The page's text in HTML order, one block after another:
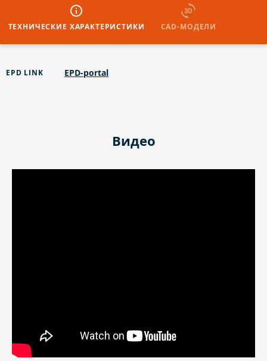
ТЕХНИЧЕСКИЕ ХАРАКТЕРИСТИКИ CAD-МОДЕЛИ
EPD LINK EPD-portal
Видео